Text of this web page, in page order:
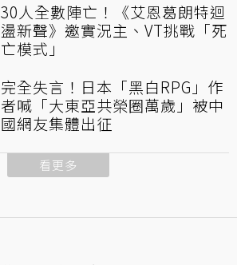
30人全數陣亡！《艾恩葛朗特迴
盪新聲》邀實況主、VT挑戰「死
亡模式」
完全失言！日本「黑白RPG」作
者喊「大東亞共榮圈萬歲」被中
國網友集體出征
看更多